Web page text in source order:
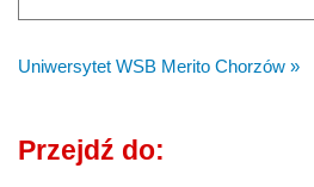
Uniwersytet WSB Merito Chorzów »
Przejdź do: